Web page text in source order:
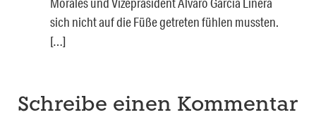
sich nicht auf die Füße getreten fühlen mussten.
[…]
Schreibe einen Kommentar